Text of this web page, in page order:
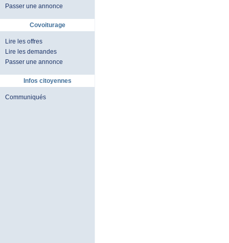
Passer une annonce
Covoiturage
Lire les offres
Lire les demandes
Passer une annonce
Infos citoyennes
Communiqués